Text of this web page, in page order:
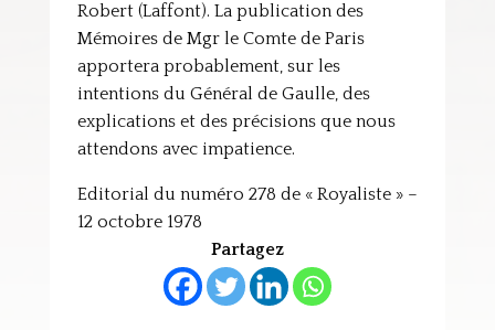
Robert (Laffont). La publication des
Mémoires de Mgr le Comte de Paris
apportera probablement, sur les
intentions du Général de Gaulle, des
explications et des précisions que nous
attendons avec impatience.
Editorial du numéro 278 de « Royaliste » –
12 octobre 1978
Partagez